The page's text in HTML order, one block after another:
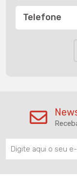
Telefone